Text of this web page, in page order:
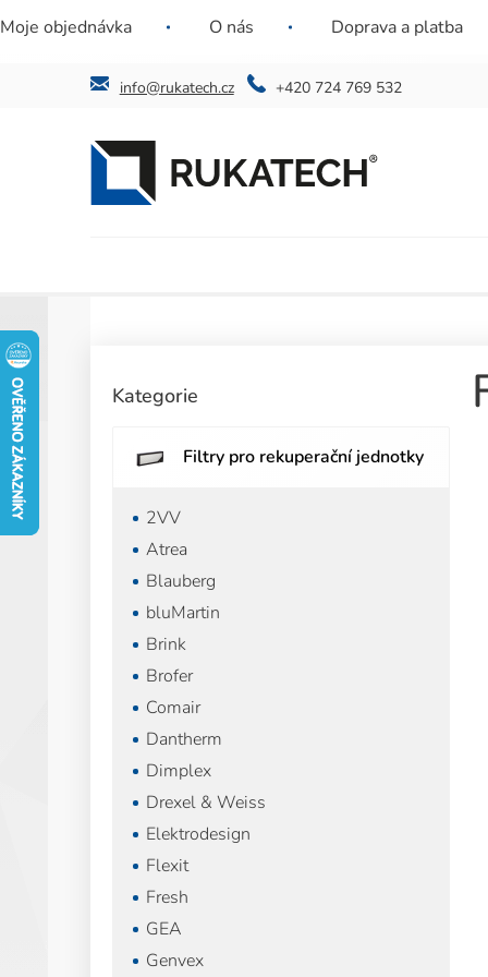
na
Nenašli jste požadovaný filtr? Ozvěte se nám a
Jste
+420 724 769 532
info@rukatech.cz
Moje objednávka O nás Doprava a platba
s
kategorie
Kategorie
Filtry pro rekuperační jednotky
2VV
Atrea
Blauberg
bluMartin
Brink
Brofer
Comair
Dantherm
Dimplex
Drexel & Weiss
Elektrodesign
Flexit
Fresh
GEA
Genvex